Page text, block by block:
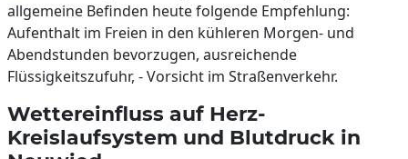
allgemeine Befinden heute folgende Empfehlung:
Aufenthalt im Freien in den kühleren Morgen- und
Abendstunden bevorzugen, ausreichende
Flüssigkeitszufuhr, - Vorsicht im Straßenverkehr.
Wettereinfluss auf Herz-
Kreislaufsystem und Blutdruck in